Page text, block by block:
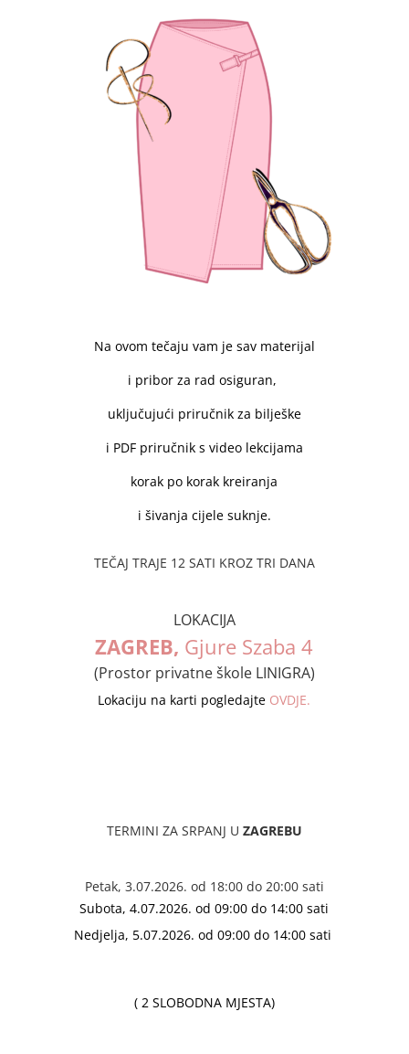
Na ovom tečaju vam je sav materijal
i pribor za rad osiguran,
uključujući priručnik za bilješke
i PDF priručnik s video lekcijama
korak po korak kreiranja
i šivanja cijele suknje.
TEČAJ TRAJE 12 SATI KROZ TRI DANA
LOKACIJA
ZAGREB, Gjure Szaba 4
(Prostor privatne škole LINIGRA)
Lokaciju na karti pogledajte OVDJE.
TERMINI ZA SRPANJ U ZAGREBU
Petak, 3.07.2026. od 18:00 do 20:00 sati
Subota, 4.07.2026. od 09:00 do 14:00 sati
Nedjelja, 5.07.2026. od 09:00 do 14:00 sati
( 2 SLOBODNA MJESTA)